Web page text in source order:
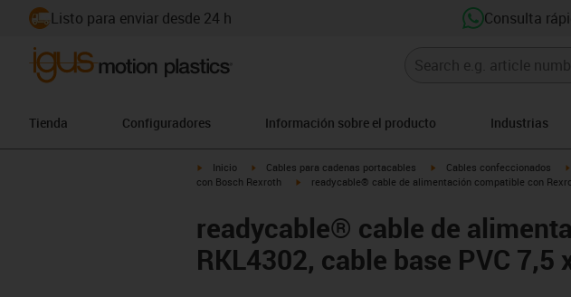
Listo para enviar desde 24 h Consulta
Tienda Configuradores Información sobre el producto Industrias
igus-icon-arrow-right
Inicio igus-icon-arrow-right
Cables para cadenas portacables igus-icon-arrow-right
Cables confeccionados
con Bosch Rexroth
igus-icon-arrow-right
readycable® cable de alimentación compatible con
readycable® cable de
RKL4302, cable base PVC 7,5